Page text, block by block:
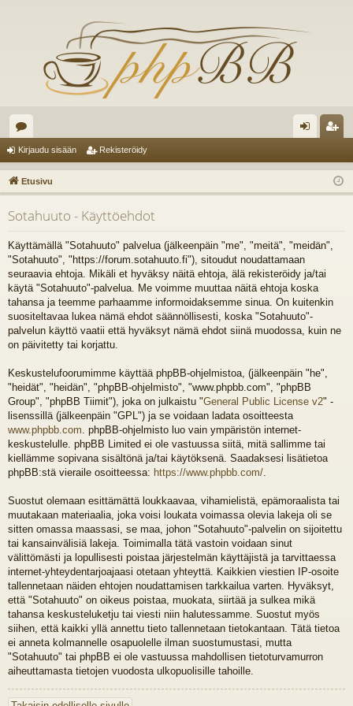
es
ku
st
el
ua
ee
t
au
du
sä
än
ist
er
dy
Kirjaudu sisään Rekisteröidy
Etusivu
Sotahuuto - Käyttöehdot
Käyttämällä "Sotahuuto" palvelua (jälkeenpäin "me", "meitä", "meidän",
"Sotahuuto", "https://forum.sotahuuto.fi"), sitoudut noudattamaan
seuraavia ehtoja. Mikäli et hyväksy näitä ehtoja, älä rekisteröidy ja/tai
käytä "Sotahuuto"-palvelua. Me voimme muuttaa näitä ehtoja koska
tahansa ja teemme parhaamme informoidaksemme sinua. On kuitenkin
suositeltavaa lukea nämä ehdot säännöllisesti, koska "Sotahuuto"-
palvelun käyttö vaatii että hyväksyt nämä ehdot siinä muodossa, kuin ne
on päivitetty tai korjattu.
Keskustelufoorumimme käyttää phpBB-ohjelmistoa, (jälkeenpäin "he",
"heidät", "heidän", "phpBB-ohjelmisto", "www.phpbb.com", "phpBB
Group", "phpBB Tiimit"), joka on julkaistu "General Public License v2" -
lisenssillä (jälkeenpäin "GPL") ja se voidaan ladata osoitteesta
www.phpbb.com . phpBB-ohjelmisto luo vain ympäristön internet-
keskustelulle. phpBB Limited ei ole vastuussa siitä, mitä sallimme tai
kiellämme sopivana sisältönä ja/tai käytöksenä. Saadaksesi lisätietoa
phpBB:stä vieraile osoitteessa: https://www.phpbb.com/
Suostut olemaan esittämättä loukkaavaa, vihamielistä, epämoraalista tai
muutakaan materiaalia, joka voisi loukata voimassa olevia lakeja oli se
sitten omassa maassasi, se maa, johon "Sotahuuto"-palvelin on sijoitettu
tai kansainvälisiä lakeja. Toimimalla tätä vastoin voidaan sinut
välittömästi ja lopullisesti poistaa järjestelmän käyttäjistä ja tarvittaessa
internet-yhteydentarjoajaasi otetaan yhteyttä. Kaikkien viestien IP-osoite
tallennetaan näiden ehtojen noudattamisen tarkkailua varten. Hyväksyt,
että "Sotahuuto" on oikeus poistaa, muokata, siirtää ja sulkea mikä
tahansa keskusteluketju tai viesti niin halutessamme. Suostut myös
siihen, että kaikki yllä annettu tieto tallennetaan tietokantaan. Tätä tietoa
ei anneta kolmannelle osapuolelle ilman suostumustasi, mutta
"Sotahuuto" tai phpBB ei ole vastuussa mahdollisen tietoturvamurron
aiheuttamasta tietojen vuodosta ulkopuolisille tahoille.